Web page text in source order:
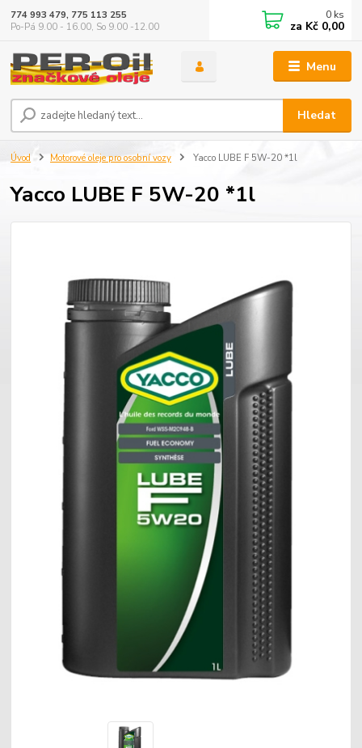
Menu
Hledat
774 993 479, 775 113 255
Po-Pá 9.00 - 16.00, So 9.00 -12.00
0 ks
za Kč 0,00
Úvod Motorové oleje pro osobní vozy Yacco LUBE F 5W-20 *1l
Yacco LUBE F 5W-20 *1l